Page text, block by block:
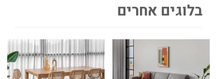
בלוגים אחרים